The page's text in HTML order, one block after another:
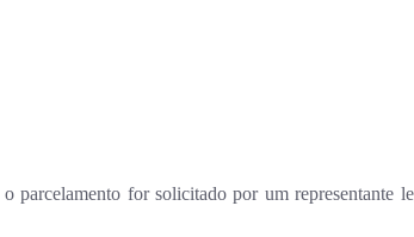
o parcelamento for solicitado por um representante